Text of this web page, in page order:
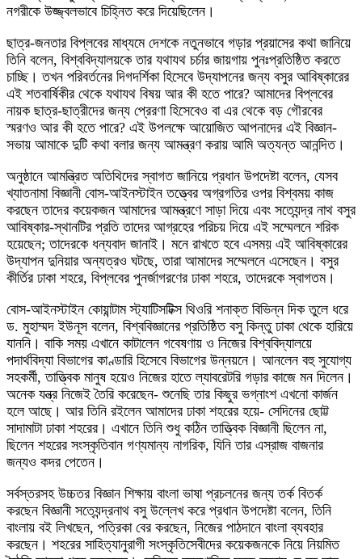
নগরীকে উজ্জ্বলভাবে চিহ্নিত করে দিয়েছিলেন।
ছাত্র-জনতার বিপ্লবের মাধ্যমে দেশকে নতুনভাবে গড়ার প্রয়াসের কথা জানিয়ে
তিনি বলেন, বিশ্ববিদ্যালয়কে তার যথাযথ চর্চার জায়গায় পুনঃপ্রতিষ্ঠিত করতে
চাচ্ছি। তখন পরিবর্তনের দিগদর্শিকা হিসেবে উদ্‌যাপনের জন্য বসুর আবিষ্কারের
এই শতবার্ষিকীর থেকে যথাযথ বিষয় আর কী হতে পারে? আমাদের বিপ্লবের
নায়ক ছাত্র-ছাত্রীদের জন্য প্রেরণা হিসেবেও বা এর থেকে বড় গৌরবের
স্মরণও আর কী হতে পারে? এই উপলক্ষে আয়োজিত আপনাদের এই বিজ্ঞান-
সভায় আমাকে দুটি কথা বলার জন্য আমন্ত্রণ করায় আমি অত্যন্ত আনন্দিত।
অনুষ্ঠানে আমন্ত্রিত অতিথিদের স্বাগত জানিয়ে প্রধান উপদেষ্টা বলেন, যেসব
খ্যাতনামা বিজ্ঞানী বোস-আইনস্টাইন তত্ত্বের অগ্রগতির ওপর বিশ্বময় কাজ
করছেন তাদের কয়েকজন আমাদের আমন্ত্রণে সাড়া দিয়ে এবং সত্যেন্দ্র নাথ বসুর
আবিষ্কার-স্থানটির প্রতি তাদের আগ্রহের পরিচয় দিয়ে এই সম্মেলনে শরিক
হয়েছেন; তাদেরকে ধন্যবাদ জানাই। মনে রাখতে হবে এসময় এই আবিষ্কারের
উদ্‌যাপন দুনিয়ার অন্যত্রও ঘটছে, তারা আমাদের সম্মেলনে এসেছেন। বসুর
কীর্তির ঢাকা শহরে, বিপ্লবের পুনর্জাগরণের ঢাকা শহরে, তাদেরকে স্বাগতম।
বোস-আইনস্টাইন কোয়ান্টাম স্ট্যাটিসটিক্স থিওরি শনাক্ত বিভিন্ন দিক তুলে ধরে
ড. মুহাম্মদ ইউনূস বলেন, বিশ্ববিজ্ঞানের প্রতিষ্ঠিত বসু কিন্তু ঢাকা থেকে হারিয়ে
যাননি। বাকি সময় এখানে কাটালেন গবেষণায় ও নিজের বিশ্ববিদ্যালয়ে
পদার্থবিদ্যা বিভাগের কাণ্ডারি হিসেবে বিভাগের উন্নয়নে। আনলেন বহু সুযোগ্য
সহকর্মী, তাত্ত্বিক মানুষ হয়েও নিজের হাতে ল্যাবরেটরি গড়ার কাজে মন দিলেন।
অনেক যন্ত্র নিজেই তৈরি করেছেন- শুনেছি তার কিছুর ভগ্নাংশ এখনো কার্জন
হলে আছে। আর তিনি রইলেন আমাদের ঢাকা শহরের হয়ে- সেদিনের ছোট্ট
সাদামাটা ঢাকা শহরের। এখানে তিনি শুধু কঠিন তাত্ত্বিক বিজ্ঞানী ছিলেন না,
ছিলেন শহরের সংস্কৃতিবান গণ্যমান্য নাগরিক, যিনি তার এস্রাজ বাজনার
জন্যও কদর পেতেন।
সর্বস্তরসহ উচ্চতর বিজ্ঞান শিক্ষায় বাংলা ভাষা প্রচলনের জন্য তর্ক বিতর্ক
করছেন বিজ্ঞানী সত্যেন্দ্রনাথ বসু উল্লেখ করে প্রধান উপদেষ্টা বলেন, তিনি
বাংলায় বই লিখছেন, পত্রিকা বের করছেন, নিজের পাঠদানে বাংলা ব্যবহার
করছেন। শহরের সাহিত্যানুরাগী সংস্কৃতিসেবীদের কয়েকজনকে নিয়ে নিয়মিত